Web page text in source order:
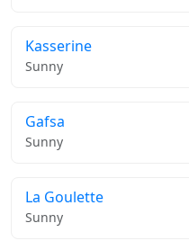
Kasserine
Sunny
Gafsa
Sunny
La Goulette
Sunny